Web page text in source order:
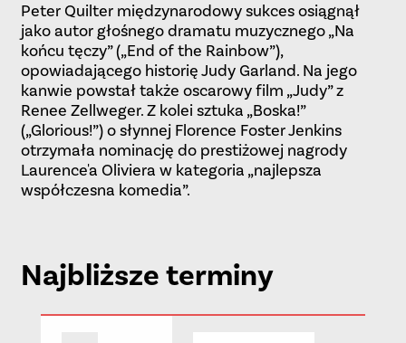
Peter Quilter międzynarodowy sukces osiągnął
jako autor głośnego dramatu muzycznego „Na
końcu tęczy” („End of the Rainbow”),
opowiadającego historię Judy Garland. Na jego
kanwie powstał także oscarowy film „Judy” z
Renee Zellweger. Z kolei sztuka „Boska!”
(„Glorious!”) o słynnej Florence Foster Jenkins
otrzymała nominację do prestiżowej nagrody
Laurence'a Oliviera w kategoria „najlepsza
współczesna komedia”.
Najbliższe terminy